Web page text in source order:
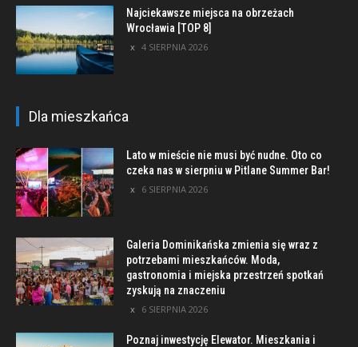
Najciekawsze miejsca na obrzeżach
Wrocławia [TOP 8]
4 SIERPNIA 2026
Dla mieszkańca
Lato w mieście nie musi być nudne. Oto co
czeka nas w sierpniu w Pitlane Summer Bar!
6 SIERPNIA 2026
Galeria Dominikańska zmienia się wraz z
potrzebami mieszkańców. Moda,
gastronomia i miejska przestrzeń spotkań
zyskują na znaczeniu
6 SIERPNIA 2026
Poznaj inwestycję Elewator. Mieszkania i